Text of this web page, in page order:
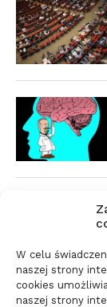
W celu
naszej strony
cookies
naszej strony